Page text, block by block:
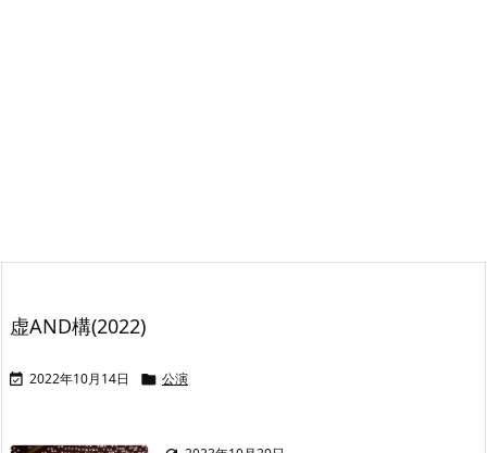
虚AND構(2022)
 2022年10月14日  公演